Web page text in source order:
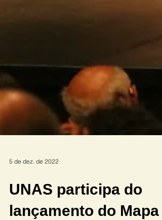
UNAS participa do